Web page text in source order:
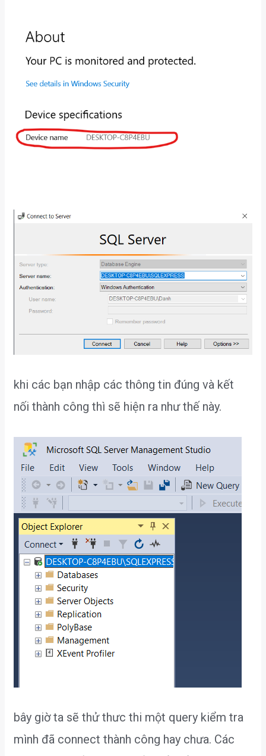
khi các bạn nhập các thông tin đúng và kết
nối thành công thì sẽ hiện ra như thế này.
bây giờ ta sẽ thử thưc thi một query kiểm tra
mình đã connect thành công hay chưa. Các